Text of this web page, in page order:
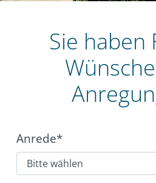
Sie haben
Anrede*